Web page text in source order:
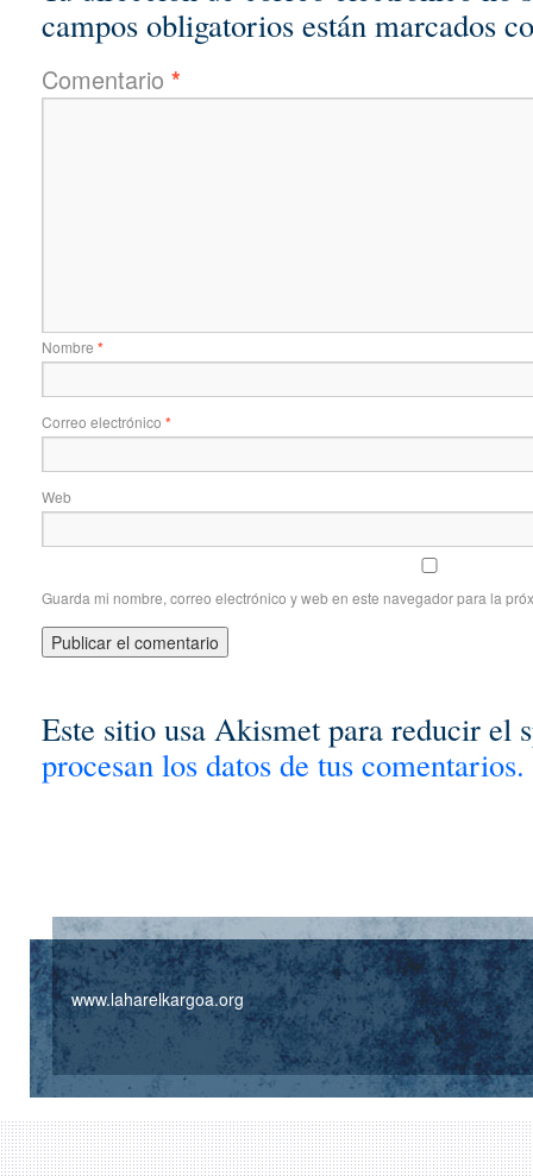
campos obligatorios están marcados
Comentario *
Nombre *
Correo electrónico *
Web
Guarda mi nombre, correo electrónico y web en este navegador para la
Este sitio usa Akismet para reducir el
procesan los datos de tus comentarios.
www.laharelkargoa.org